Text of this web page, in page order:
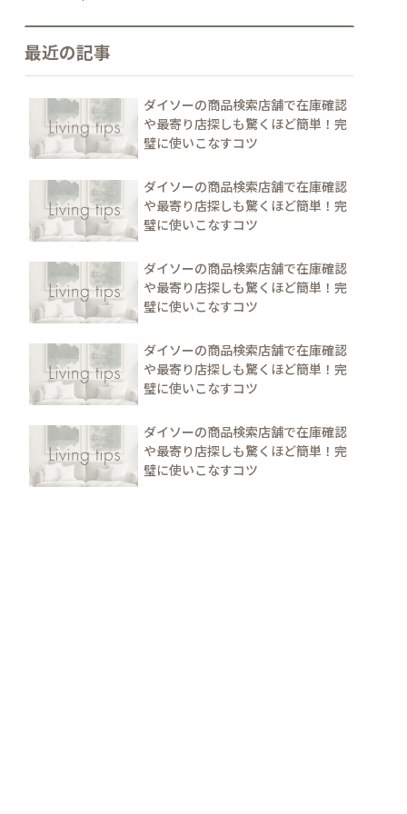
最近の記事
ダイソーの商品検索店舗で在庫確認
や最寄り店探しも驚くほど簡単！完
璧に使いこなすコツ
ダイソーの商品検索店舗で在庫確認
や最寄り店探しも驚くほど簡単！完
璧に使いこなすコツ
ダイソーの商品検索店舗で在庫確認
や最寄り店探しも驚くほど簡単！完
璧に使いこなすコツ
ダイソーの商品検索店舗で在庫確認
や最寄り店探しも驚くほど簡単！完
璧に使いこなすコツ
ダイソーの商品検索店舗で在庫確認
や最寄り店探しも驚くほど簡単！完
璧に使いこなすコツ